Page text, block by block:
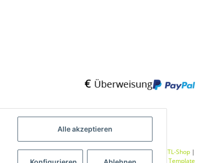
UmsetzungVlarom E-Commerce Agentur| Powered by JTL-Shop |
CLEARIX JTL-Shop Template
Alle akzeptieren